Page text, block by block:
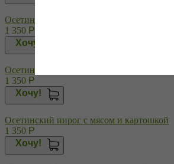
Осетинский пирог с курицей и картошкой
1 350 Р
Хочу!
Осетинский пирог с мясом и капустой
1 350 Р
Хочу!
Осетинский пирог с мясом и картошкой
1 350 Р
Хочу!